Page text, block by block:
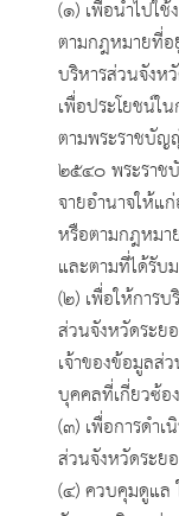
(๑) เพื่อนำไปใ
ตามกฎหมายที่อ
บริหารส่วนจังห
เพื่อประโยชน์ใ
ตามพระราชบัญ
๒๕๔๐ พระราช
จายอำนาจให้
หรือตามกฎหม
และตามที่ได้รับ
(๒) เพื่อให้การบ
ส่วนจังหวัดระย
เจ้าของข้อมูลส่
บุคคลที่เกี่ยวซ้อง
(๓) เพื่อการดำเ
ส่วนจังหวัดระย
(๔) ควบคุมดูแล